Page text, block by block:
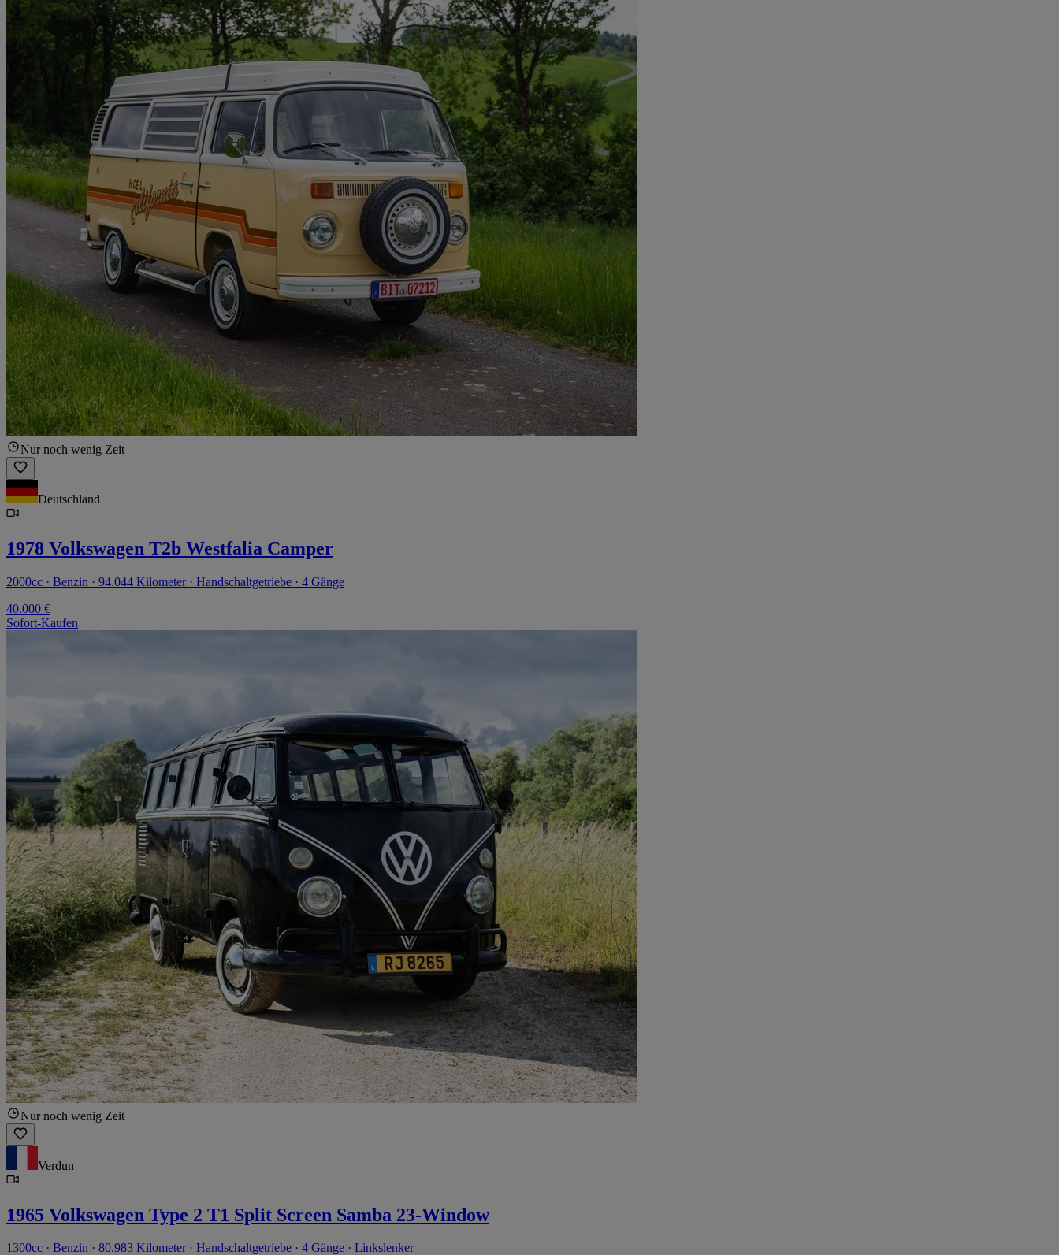
Nur noch wenig Zeit
Deutschland
1978 Volkswagen T2b Westfalia Camper
2000cc · Benzin · 94.044 Kilometer · Handschaltgetriebe · 4 Gänge
40.000 €
Sofort-Kaufen
Nur noch wenig Zeit
Verdun
1965 Volkswagen Type 2 T1 Split Screen Samba 23-Window
1300cc · Benzin · 80.983 Kilometer · Handschaltgetriebe · 4 Gänge · Linkslenker